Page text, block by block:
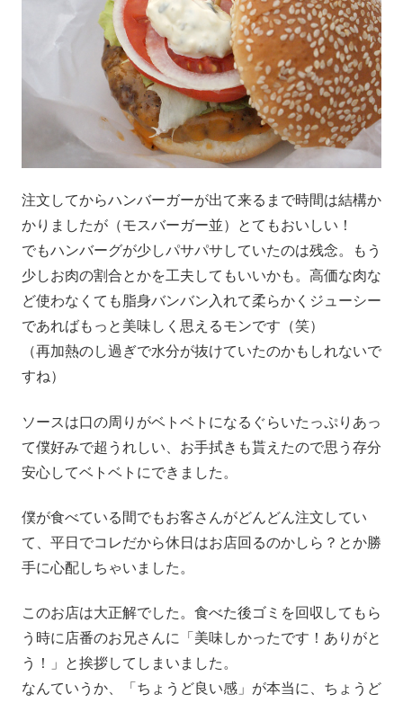
注文してからハンバーガーが出て来るまで時間は結構か
かりましたが（モスバーガー並）とてもおいしい！
でもハンバーグが少しパサパサしていたのは残念。もう
少しお肉の割合とかを工夫してもいいかも。高価な肉な
ど使わなくても脂身バンバン入れて柔らかくジューシー
であればもっと美味しく思えるモンです（笑）
（再加熱のし過ぎで水分が抜けていたのかもしれないで
すね）
ソースは口の周りがベトベトになるぐらいたっぷりあっ
て僕好みで超うれしい、お手拭きも貰えたので思う存分
安心してベトベトにできました。
僕が食べている間でもお客さんがどんどん注文してい
て、平日でコレだから休日はお店回るのかしら？とか勝
手に心配しちゃいました。
このお店は大正解でした。食べた後ゴミを回収してもら
う時に店番のお兄さんに「美味しかったです！ありがと
う！」と挨拶してしまいました。
なんていうか、「ちょうど良い感」が本当に、ちょうど